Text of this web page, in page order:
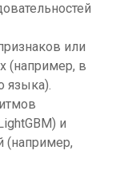
или
(например, в
языка).
и
(например,